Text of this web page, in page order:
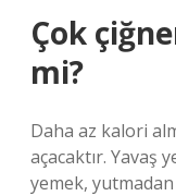
Çok
mi?
Daha az kalori
açacaktır. Yavaş
yemek,